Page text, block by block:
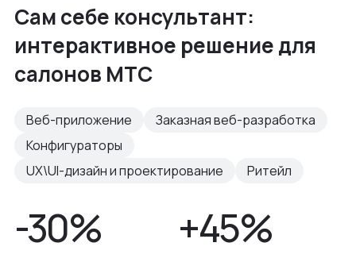
Сам себе консультант:
интерактивное решение для
салонов МТС
Веб-приложение
Заказная веб-разработка
Конфигураторы
UX\UI-дизайн и проектирование
Ритейл
-30% +45%